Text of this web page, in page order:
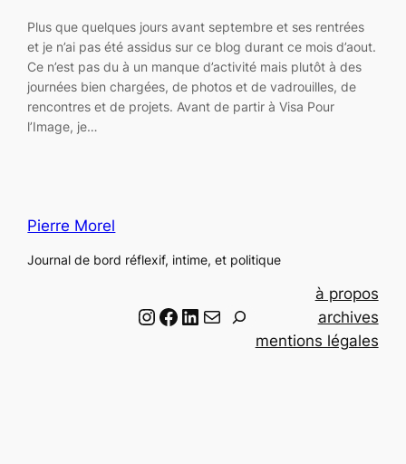
Plus que quelques jours avant septembre et ses rentrées
et je n’ai pas été assidus sur ce blog durant ce mois d’aout.
Ce n’est pas du à un manque d’activité mais plutôt à des
journées bien chargées, de photos et de vadrouilles, de
rencontres et de projets. Avant de partir à Visa Pour
l’Image, je…
Pierre Morel
Journal de bord réflexif, intime, et politique
Instagram Facebook LinkedIn Email
à propos
archives
mentions légales